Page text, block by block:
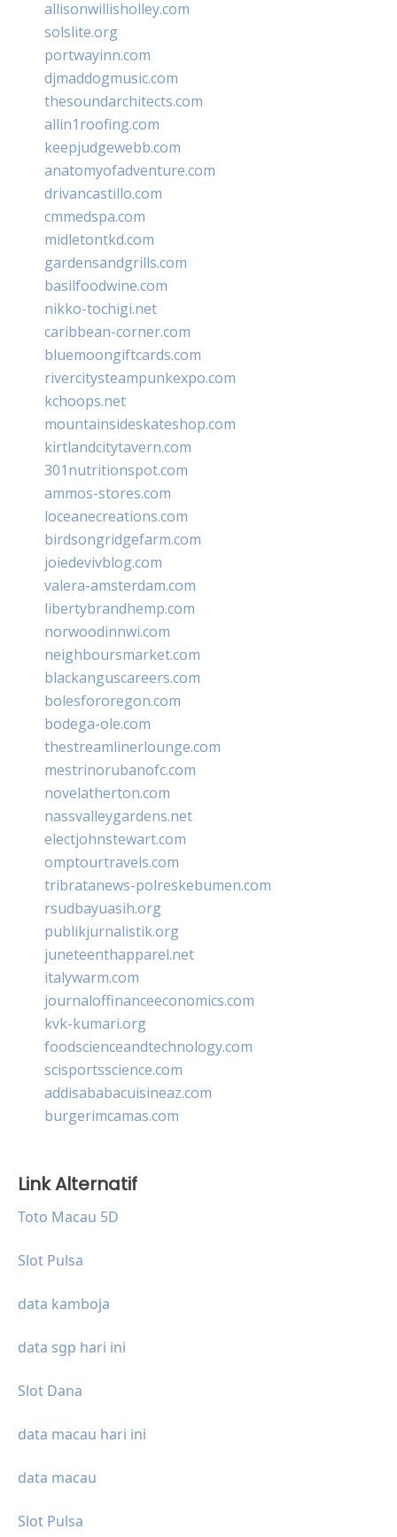
allisonwillisholley.com
solslite.org
portwayinn.com
djmaddogmusic.com
thesoundarchitects.com
allin1roofing.com
keepjudgewebb.com
anatomyofadventure.com
drivancastillo.com
cmmedspa.com
midletontkd.com
gardensandgrills.com
basilfoodwine.com
nikko-tochigi.net
caribbean-corner.com
bluemoongiftcards.com
rivercitysteampunkexpo.com
kchoops.net
mountainsideskateshop.com
kirtlandcitytavern.com
301nutritionspot.com
ammos-stores.com
loceanecreations.com
birdsongridgefarm.com
joiedevivblog.com
valera-amsterdam.com
libertybrandhemp.com
norwoodinnwi.com
neighboursmarket.com
blackanguscareers.com
bolesfororegon.com
bodega-ole.com
thestreamlinerlounge.com
mestrinorubanofc.com
novelatherton.com
nassvalleygardens.net
electjohnstewart.com
omptourtravels.com
tribratanews-polreskebumen.com
rsudbayuasih.org
publikjurnalistik.org
juneteenthapparel.net
italywarm.com
journaloffinanceeconomics.com
kvk-kumari.org
foodscienceandtechnology.com
scisportsscience.com
addisababacuisineaz.com
burgerimcamas.com
Link Alternatif
Toto Macau 5D
Slot Pulsa
data kamboja
data sgp hari ini
Slot Dana
data macau hari ini
data macau
Slot Pulsa